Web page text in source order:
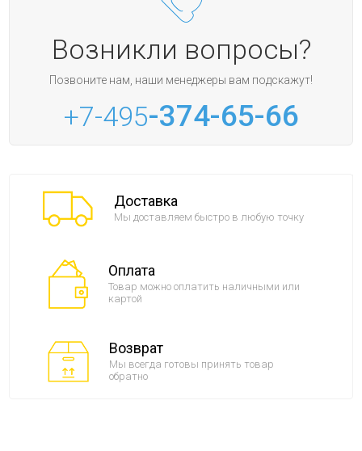
Возникли вопросы?
Позвоните нам, наши менеджеры вам подскажут!
+7-495-374-65-66
Доставка
Мы доставляем быстро в любую точку
Оплата
Товар можно оплатить наличными или
картой
Возврат
Мы всегда готовы принять товар
обратно